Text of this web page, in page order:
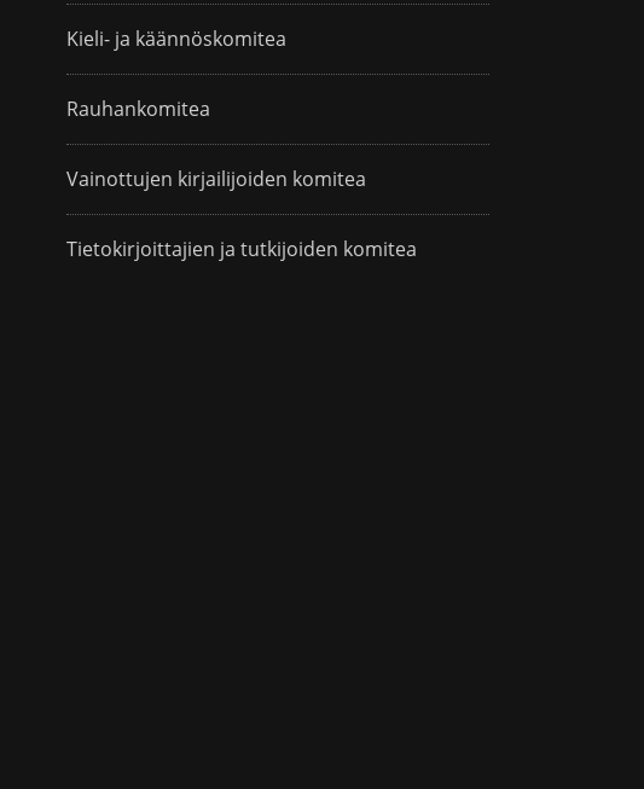
Kieli- ja käännöskomitea
Rauhankomitea
Vainottujen kirjailijoiden komitea
Tietokirjoittajien ja tutkijoiden komitea